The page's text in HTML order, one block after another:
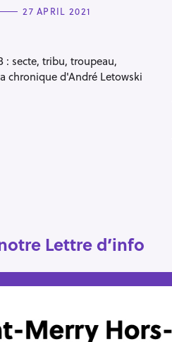
27 APRIL 2021
: secte, tribu, troupeau,
chronique d'André Letowski
Lettre d’info